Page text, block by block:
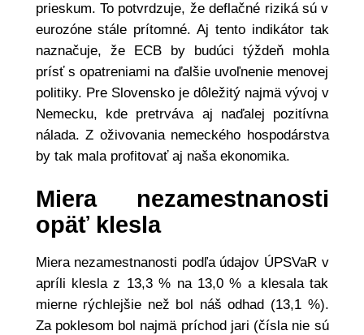
prieskum. To potvrdzuje, že deflačné riziká sú v
eurozóne stále prítomné. Aj tento indikátor tak
naznačuje, že ECB by budúci týždeň mohla
prísť s opatreniami na ďalšie uvoľnenie menovej
politiky. Pre Slovensko je dôležitý najmä vývoj v
Nemecku, kde pretrváva aj naďalej pozitívna
nálada. Z oživovania nemeckého hospodárstva
by tak mala profitovať aj naša ekonomika.
Miera nezamestnanosti
opäť klesla
Miera nezamestnanosti podľa údajov ÚPSVaR v
apríli klesla z 13,3 % na 13,0 % a klesala tak
mierne rýchlejšie než bol náš odhad (13,1 %).
Za poklesom bol najmä príchod jari (čísla nie sú